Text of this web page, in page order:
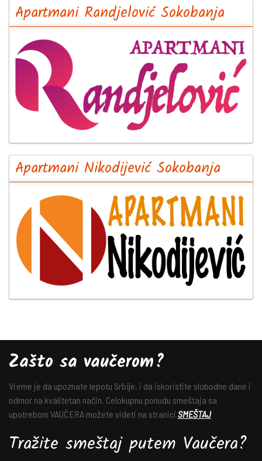
Apartmani Randjelović Sokobanja
Apartmani Nikodijević Sokobanja
Zašto sa vaučerom?
Vreme je da upoznate lepotu Srbije, i da iskoristite slobodne dane i
odmor na kvalitetan način. Celokupnu ponudu smeštaja sa
upotrebom VAUČERA možete videti na stranici SMEŠTAJ
Tražite smeštaj putem Vaučera?